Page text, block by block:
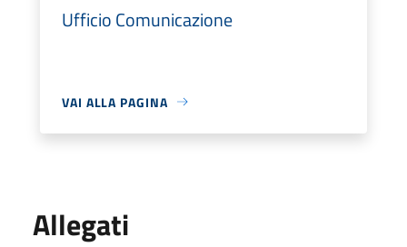
Ufficio Comunicazione
VAI ALLA PAGINA
Allegati